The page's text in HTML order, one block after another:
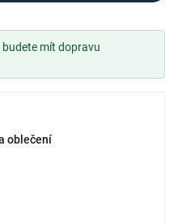
budete mít dopravu
oblečení